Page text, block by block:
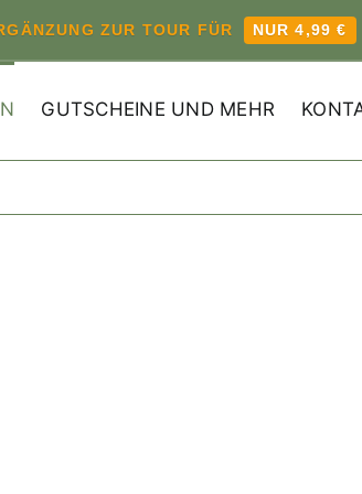
ZUR TOUR FÜR NUR 4,99 € |
GUTSCHEINE UND MEHR